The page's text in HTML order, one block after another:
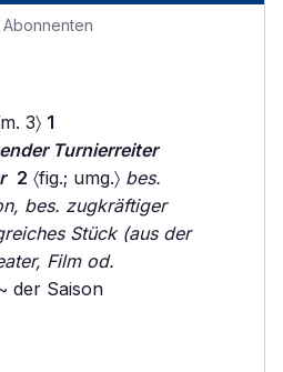
3〉 1
Turnierreiter
2 〈fig.; umg.〉 bes.
bes. zugkräftiger
Stück (aus der
Film od.
der Saison